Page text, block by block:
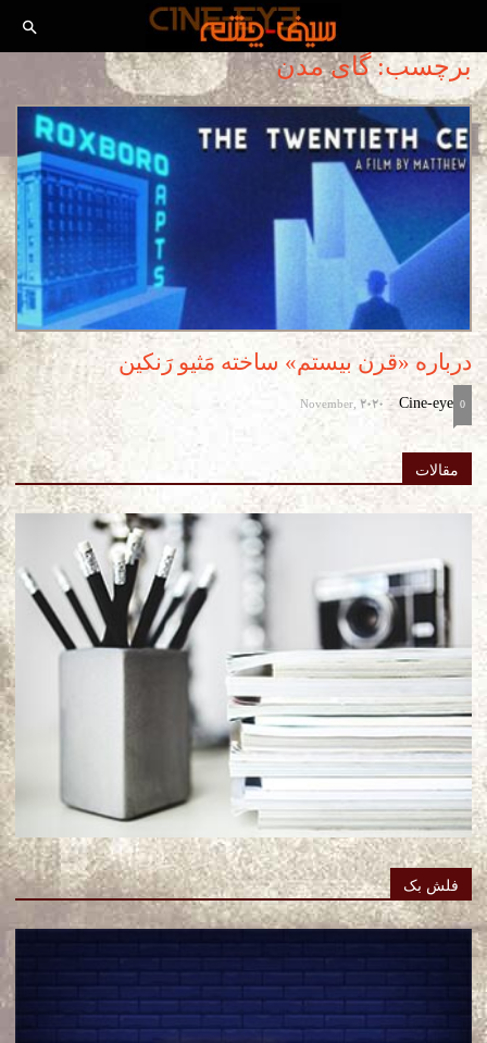
برچسب: گای مدن
درباره «قرن بیستم» ساخته مَثیو رَنکین
Cine-eye
-
November, 2020 0
مقالات
فلش بک